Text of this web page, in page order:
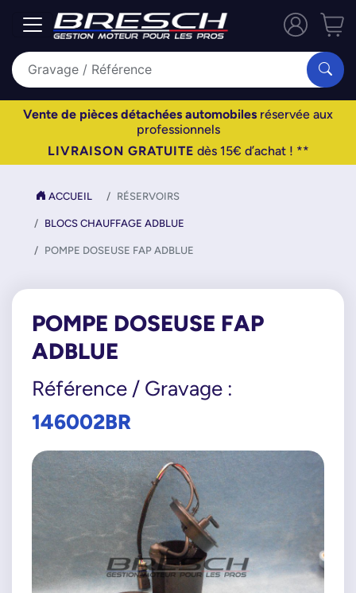
Vente de pièces détachées automobiles réservée aux
professionnels
LIVRAISON GRATUITE dès 15€ d’achat ! **
ACCUEIL RÉSERVOIRS
BLOCS CHAUFFAGE ADBLUE
POMPE DOSEUSE FAP ADBLUE
POMPE DOSEUSE FAP
ADBLUE
Référence / Gravage :
146002BR